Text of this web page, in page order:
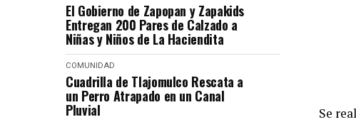
El Gobierno de Zapopan y Zapakids
Entregan 200 Pares de Calzado a
Niñas y Niños de La Haciendita
COMUNIDAD
Cuadrilla de Tlajomulco Rescata a
un Perro Atrapado en un Canal
Pluvial
Se